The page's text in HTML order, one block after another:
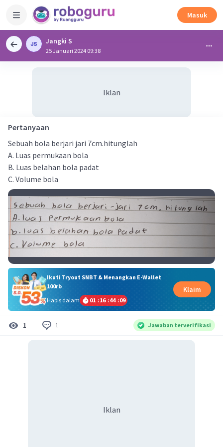
Masuk
Jangki S
25 Januari 2024 09:38
Iklan
Pertanyaan
Sebuah bola berjari jari 7cm.hitunglah
A. Luas permukaan bola
B. Luas belahan bola padat
C. Volume bola
Ikuti Tryout SNBT & Menangkan E-Wallet
100rb
Habis dalam
01 :16 :44 :08
Klaim
1 1 Jawaban terverifikasi
Iklan